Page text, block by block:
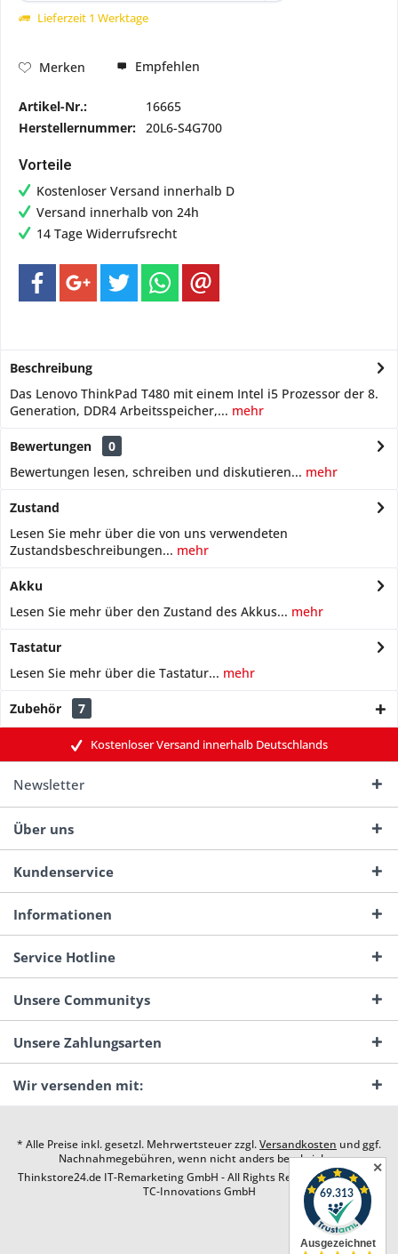
Lieferzeit 1 Werktage
Merken Empfehlen
Artikel-Nr.:
16665
Herstellernummer: 20L6-S4G700
Vorteile
Kostenloser Versand innerhalb D
Versand innerhalb von 24h
14 Tage Widerrufsrecht
Beschreibung
Das Lenovo ThinkPad T480 mit einem Intel i5 Prozessor der 8.
Generation, DDR4 Arbeitsspeicher,... mehr
Bewertungen
0
Bewertungen lesen, schreiben und diskutieren... mehr
Zustand
Lesen Sie mehr über die von uns verwendeten
Zustandsbeschreibungen... mehr
Akku
Lesen Sie mehr über den Zustand des Akkus... mehr
Tastatur
Lesen Sie mehr über die Tastatur... mehr
Zubehör 7
Kostenloser Versand innerhalb Deutschlands
Newsletter
Über uns
Kundenservice
Informationen
Service Hotline
Unsere Communitys
Unsere Zahlungsarten
Wir versenden mit:
* Alle Preise inkl. gesetzl. Mehrwertsteuer zzgl.Versandkosten und ggf.
Nachnahmegebühren, wenn nicht anders beschrieben
Thinkstore24.de IT-Remarketing GmbH - All Rights Reserved. Design by
TC-Innovations GmbH
✕